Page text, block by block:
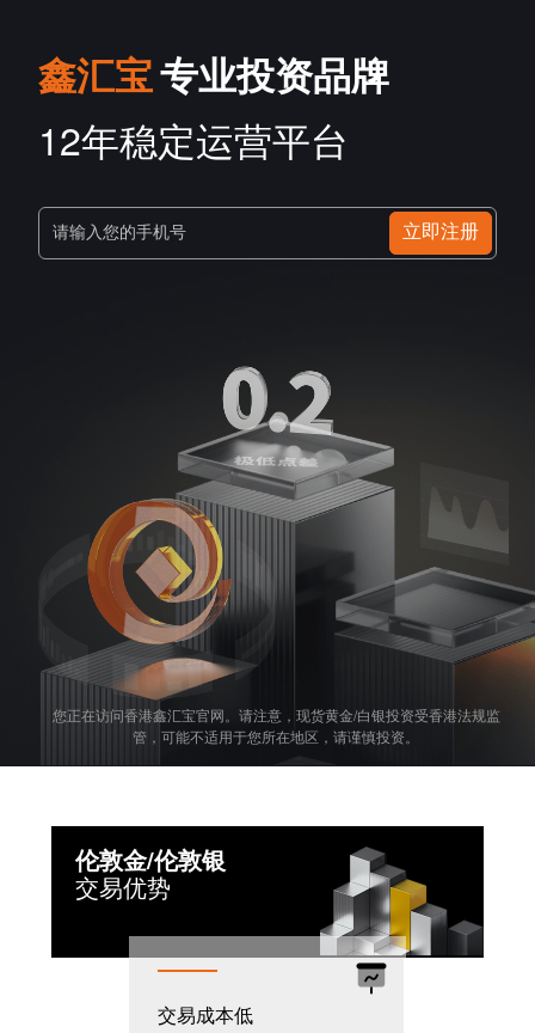
鑫汇宝专业投资品牌
12年稳定运营平台
请输入您的手机号 立即注册
您正在访问香港鑫汇宝官网。请注意，现货黄金/白银投资受香港法规监
管，可能不适用于您所在地区，请谨慎投资。
伦敦金/伦敦银
交易优势
交易成本低